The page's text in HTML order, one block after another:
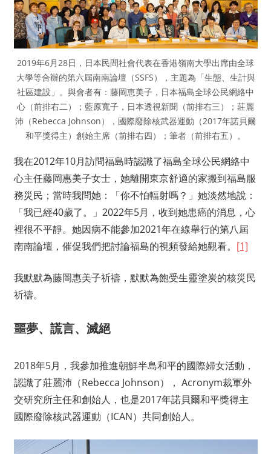
2019年6月28日，日本民間社會代表在香港嶺南大學出席由全球
大學等合辦的第六屆南南論壇（SSFS），主題為「生態、生計與
社區建設」。與會者有：藤岡恵美子，日本福島全球公民網絡中
心（前排右二）；藍原寬子，日本透視新聞（前排右三）；莊麗
沛（Rebecca Johnson），國際廢除核武器運動（2017年諾貝爾
和平獎得主）創始主席（前排右四）；筆者（前排右五）。
我在2012年10月訪問福島時認識了福島全球公民網絡中
心主任藤岡惠美子女士，她離開東京舒適的家搬到福島服
務災民；當時我問她：「你不怕輻射嗎？」她淡然地說：
「我已經40歲了。」2022年5月，收到她患癌的消息，心
裡很不平靜。她因病不能參加2021年在線舉行的第八屆
南南論壇，催促我們把討論福島的視頻發給她觀看。 [1]
我默默為藤岡惠美子祈禱，默默為飽受生靈塗炭的核災民
祈禱。
噩夢、謊言、滅絕
2018年5月，我參加推進朝鮮半島和平的國際婦女活動，
認識了莊麗沛（Rebecca Johnson）， Acronym裁軍外
交研究所主任和創始人，也是2017年諾貝爾和平獎得主
國際廢除核武器運動（ICAN）共同創始人。